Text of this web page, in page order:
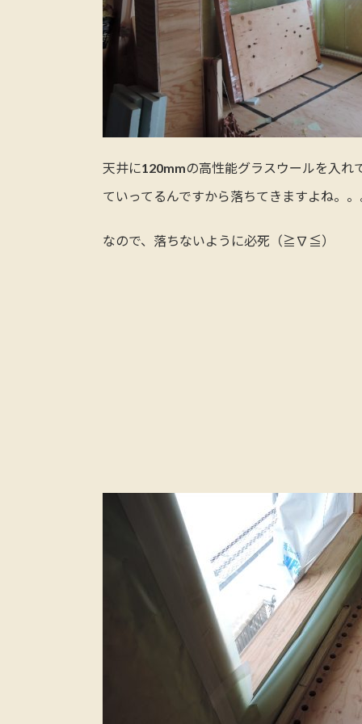
天井に120mmの高性能グラスウールを入れ
ていってるんですから落ちてきますよね。
なので、落ちないように必死（≧∇≦）